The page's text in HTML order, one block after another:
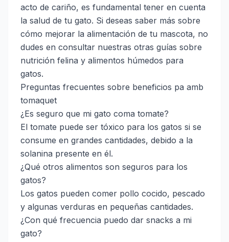
acto de cariño, es fundamental tener en cuenta
la salud de tu gato. Si deseas saber más sobre
cómo mejorar la alimentación de tu mascota, no
dudes en consultar nuestras otras guías sobre
nutrición felina y alimentos húmedos para
gatos.
Preguntas frecuentes sobre beneficios pa amb
tomaquet
¿Es seguro que mi gato coma tomate?
El tomate puede ser tóxico para los gatos si se
consume en grandes cantidades, debido a la
solanina presente en él.
¿Qué otros alimentos son seguros para los
gatos?
Los gatos pueden comer pollo cocido, pescado
y algunas verduras en pequeñas cantidades.
¿Con qué frecuencia puedo dar snacks a mi
gato?